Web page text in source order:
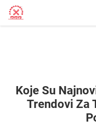
Proizvodi
Koje Su
Trendovi Za